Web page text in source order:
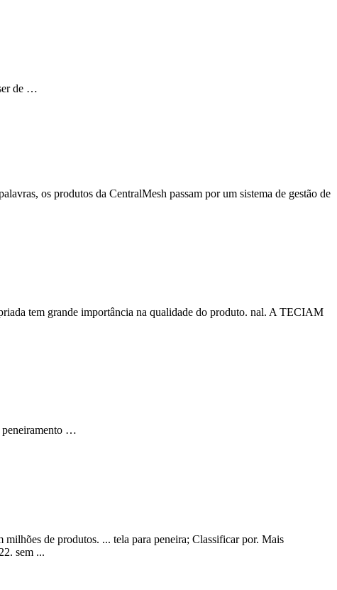
de …
os produtos da CentralMesh passam por um sistema de gestão de
tem grande importância na qualidade do produto. nal. A TECIAM
peneiramento …
milhões de produtos. ... tela para peneira; Classificar por. Mais
sem ...